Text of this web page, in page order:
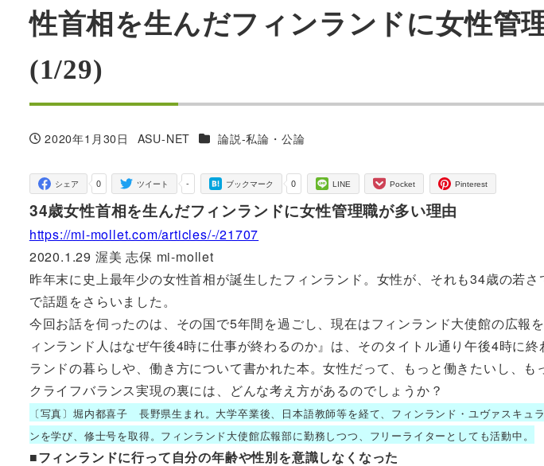
性首相を生んだフィンランドに女性管
(1/29)
投稿日
2020年1月30日
著
ASU-NET カテゴリー
論説-私論・公論
0
シェア -
ツイート 0
ブックマーク LINE Pocket Pinterest
34歳女性首相を生んだフィンランドに女性管理職が多い理由
https://mi-mollet.com/articles/-/21707
2020.1.29 渥美 志保 mi-mollet
昨年末に史上最年少の女性首相が誕生したフィンランド。女性が、それも34歳の若
で話題をさらいました。
今回お話を伺ったのは、その国で5年間を過ごし、現在はフィンランド大使館の広報
ィンランド人はなぜ午後4時に仕事が終わるのか』は、そのタイトル通り午後4時に
ランドの暮らしや、働き方について書かれた本。女性だって、もっと働きたいし、
クライフバランス実現の裏には、どんな考え方があるのでしょうか？
〔写真〕堀内都喜子 長野県生まれ。大学卒業後、日本語教師等を経て、フィンランド・ユヴァスキュ
ンを学び、修士号を取得。フィンランド大使館広報部に勤務しつつ、フリーライターとしても活動中。
■フィンランドに行って自分の年齢や性別を意識しなくなった